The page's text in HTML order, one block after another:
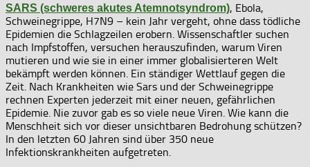
SARS (schweres akutes Atemnotsyndrom), Ebola,
Schweinegrippe, H7N9 – kein Jahr vergeht, ohne dass tödliche
Epidemien die Schlagzeilen erobern. Wissenschaftler suchen
nach Impfstoffen, versuchen herauszufinden, warum Viren
mutieren und wie sie in einer immer globalisierteren Welt
bekämpft werden können. Ein ständiger Wettlauf gegen die
Zeit. Nach Krankheiten wie Sars und der Schweinegrippe
rechnen Experten jederzeit mit einer neuen, gefährlichen
Epidemie. Nie zuvor gab es so viele neue Viren. Wie kann die
Menschheit sich vor dieser unsichtbaren Bedrohung schützen?
In den letzten 60 Jahren sind über 350 neue
Infektionskrankheiten aufgetreten.